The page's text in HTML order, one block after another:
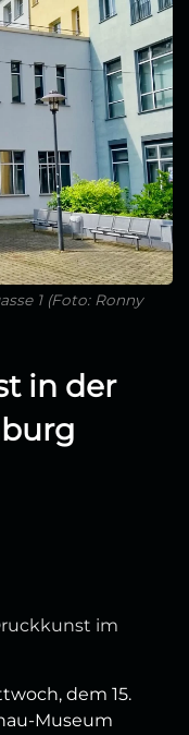
1 (Foto: Ronny
in der
im
dem 15.
Museum